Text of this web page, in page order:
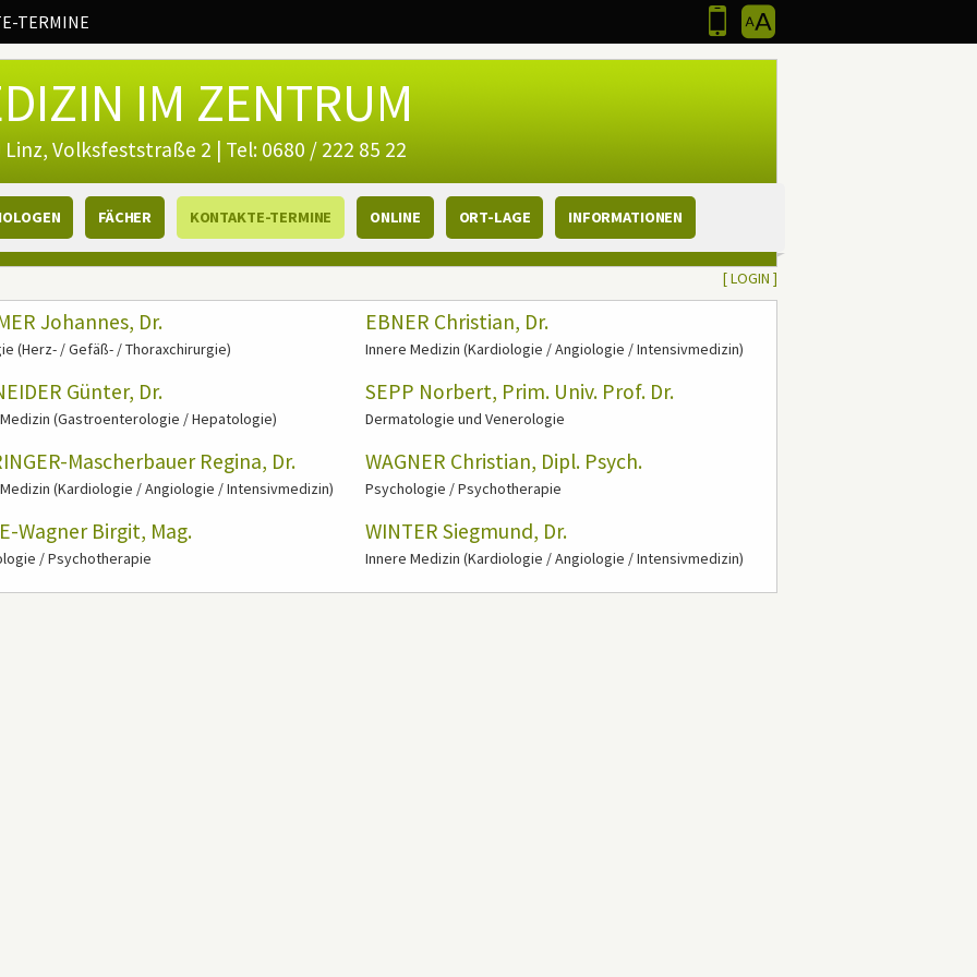
TERMINE Werkzeugpalette
Mobil
Zur mobilen Seite wechseln
der
IM ZENTRUM
Linz, Volksfeststraße 2 | Tel: 0680 / 222 85 22
FÄCHER KONTAKTE-TERMINE ONLINE ORT-LAGE INFORMATIONEN
[LOGIN ]
(linke spalte)
Johannes, Dr.
(Herz- / Gefäß- / Thoraxchirurgie)
EBNER Christian, Dr.
Innere Medizin (Kardiologie / Angiologie / Intensivmedizin)
Günter, Dr.
(Gastroenterologie / Hepatologie)
SEPP Norbert, Prim. Univ. Prof. Dr.
Dermatologie und Venerologie
Mascherbauer Regina, Dr.
(Kardiologie / Angiologie / Intensivmedizin)
WAGNER Christian, Dipl. Psych.
Psychologie / Psychotherapie
Wagner Birgit, Mag.
/ Psychotherapie
WINTER Siegmund, Dr.
Innere Medizin (Kardiologie / Angiologie / Intensivmedizin)